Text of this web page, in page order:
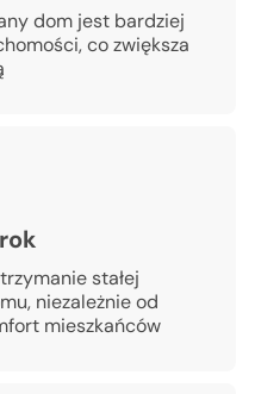
dom jest bardziej
co zwiększa
stałej
niezależnie od
mieszkańców